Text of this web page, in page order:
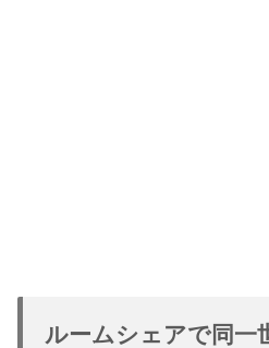
ルームシェアで同一